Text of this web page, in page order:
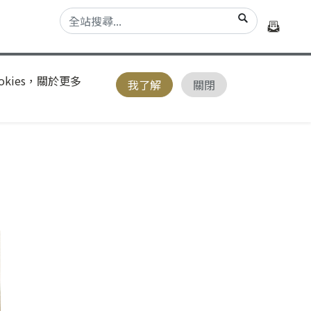
，關於更多 我了解 關閉